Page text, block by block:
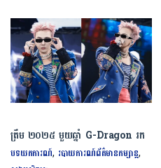
ត្រឹម ២០២៥ មួយឆ្នាំ G-Dragon រក
ចំណូលបានជាង ៤៤ លានដុល្លារ
បទយកការណ៍, របាយការណ៍ព័ត៌មានកម្សាន្ត,